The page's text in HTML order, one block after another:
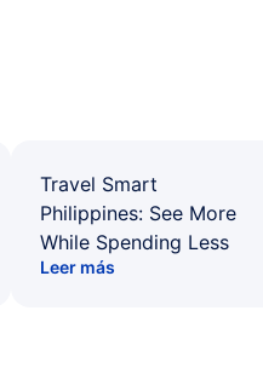
Travel Smart
Philippines: See More
While Spending Less
Leer más